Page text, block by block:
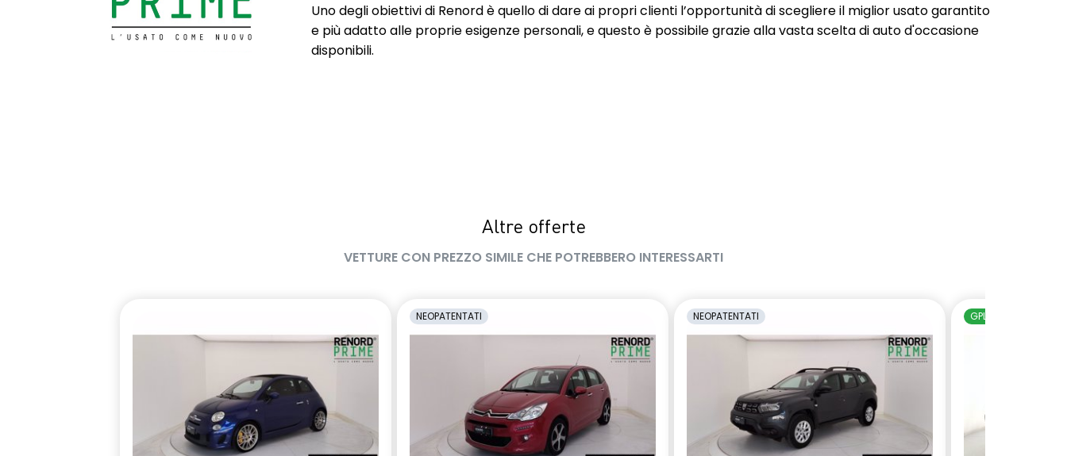
Uno degli obiettivi di Renord è quello di dare ai propri clienti l’opportunità di scegliere il miglior usato garantito
e più adatto alle proprie esigenze personali, e questo è possibile grazie alla vasta scelta di auto d'occasione
disponibili.
Altre offerte
VETTURE CON PREZZO SIMILE CHE POTREBBERO INTERESSARTI
NEOPATENTATI NEOPATENTATI GPL